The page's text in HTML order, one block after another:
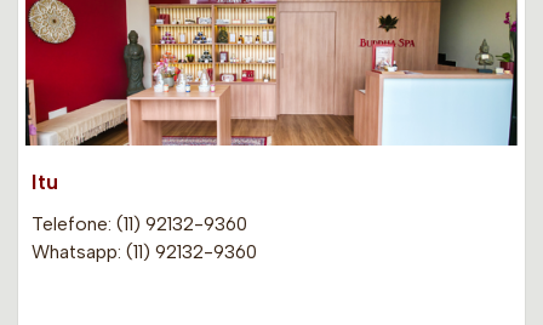
Itu
Telefone: (11) 92132-9360
Whatsapp: (11) 92132-9360